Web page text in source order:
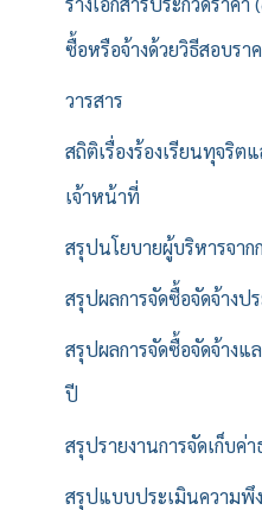
ซื้อหรือจ้างด้วยวิธีสอบรา
วารสาร
สถิติเรื่องร้องเรียนทุจริ
เจ้าหน้าที่
สรุปนโยบายผู้บริหารจาก
สรุปผลการจัดซื้อจัดจ้างป
สรุปผลการจัดซื้อจัดจ้าง
ปี
สรุปรายงานการจัดเก็บค่
สรุปแบบประเมินความพึ